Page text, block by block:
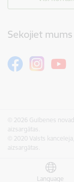
Language
Sekojiet mums
© 2026 Gulbenes
aizsargātas.
© 2020 Valsts
aizsargātas.